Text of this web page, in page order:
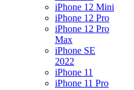
iPhone 12 Mini
iPhone 12 Pro
iPhone 12 Pro
Max
iPhone SE
2022
iPhone 11
iPhone 11 Pro